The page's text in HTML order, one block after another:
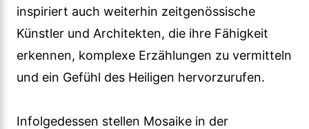
inspiriert auch weiterhin zeitgenössische
Künstler und Architekten, die ihre Fähigkeit
erkennen, komplexe Erzählungen zu vermitteln
und ein Gefühl des Heiligen hervorzurufen.
Infolgedessen stellen Mosaike in der